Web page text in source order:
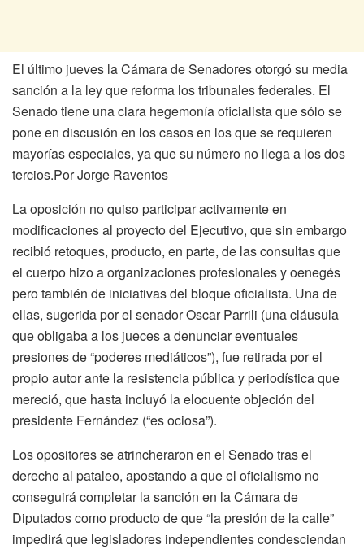
El último jueves la Cámara de Senadores otorgó su media
sanción a la ley que reforma los tribunales federales. El
Senado tiene una clara hegemonía oficialista que sólo se
pone en discusión en los casos en los que se requieren
mayorías especiales, ya que su número no llega a los dos
tercios.Por Jorge Raventos
La oposición no quiso participar activamente en
modificaciones al proyecto del Ejecutivo, que sin embargo
recibió retoques, producto, en parte, de las consultas que
el cuerpo hizo a organizaciones profesionales y oenegés
pero también de iniciativas del bloque oficialista. Una de
ellas, sugerida por el senador Oscar Parrili (una cláusula
que obligaba a los jueces a denunciar eventuales
presiones de “poderes mediáticos”), fue retirada por el
propio autor ante la resistencia pública y periodística que
mereció, que hasta incluyó la elocuente objeción del
presidente Fernández (“es ociosa”).
Los opositores se atrincheraron en el Senado tras el
derecho al pataleo, apostando a que el oficialismo no
conseguirá completar la sanción en la Cámara de
Diputados como producto de que “la presión de la calle”
impedirá que legisladores independientes condesciendan